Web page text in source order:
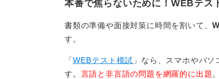
おすすめのサイトを紹介しました
を入力すると営業電話がかかってく
0
本番で焦らないために！WEBテス
書類の準備や面接対策に時間を割いて、
す。
「 WEBテスト模試 」なら、スマホやパ
す。 言語と非言語の問題を網羅的に出題